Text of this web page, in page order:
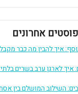
פוסטים אחרונים
איך להבין מה כבר
לארגן ערב בשרים
השילוב המושלם בין